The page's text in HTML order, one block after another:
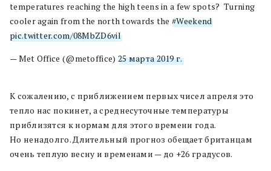
temperatures reaching the high teens in a few spots? ️ Turning
cooler again from the north towards the#Weekend
pic.twitter.com/08MbZD6vil
— Met Office (@metoffice) 25 марта 2019 г.
К сожалению, с приближением первых чисел апреля это
тепло нас покинет, а среднесуточные температуры
приблизятся к нормам для этого времени года.
Но ненадолго. Длительный прогноз обещает британцам
очень теплую весну и временами — до +26 градусов.